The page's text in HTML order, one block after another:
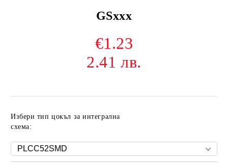
GSxxx
€1.23
2.41 лв.
Избери тип цокъл за интегрална
схема: